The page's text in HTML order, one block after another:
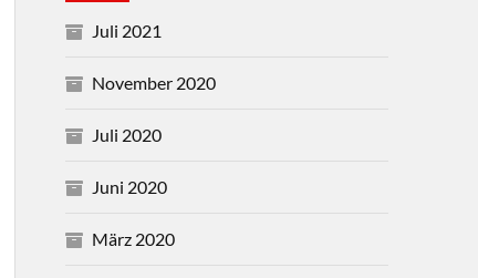
Juli 2021
November 2020
Juli 2020
Juni 2020
März 2020